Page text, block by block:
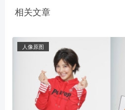
相关文章
人像原图